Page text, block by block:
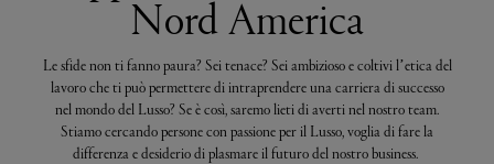
TALENTI
SOSTENIBILITÀ
FINANCE
Nord America
Le sfide non ti fanno paura? Sei tenace? Sei ambizioso e coltivi l’etica del
lavoro che ti può permettere di intraprendere una carriera di successo
nel mondo del Lusso? Se è così, saremo lieti di averti nel nostro team.
Stiamo cercando persone con passione per il Lusso, voglia di fare la
differenza e desiderio di plasmare il futuro del nostro business.